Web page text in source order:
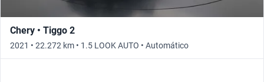
Chery • Tiggo 2
2021 • 22.272 km • 1.5 LOOK AUTO • Automático